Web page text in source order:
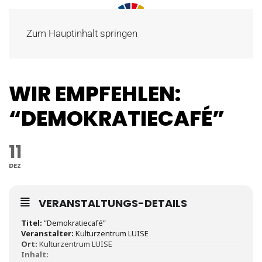
Zum Hauptinhalt springen
WIR EMPFEHLEN:
“DEMOKRATIECAFÉ”
11
DEZ
VERANSTALTUNGS-DETAILS
Titel: “Demokratiecafé”
Veranstalter: Kulturzentrum LUISE
Ort: Kulturzentrum LUISE
Inhalt: